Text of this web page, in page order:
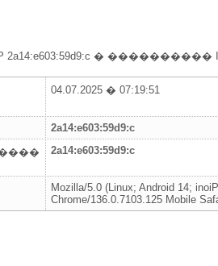
2a14:e603:59d9:c �
04.07.2025 � 07:19:51
2a14:e603:59d9:c
2a14:e603:59d9:c
Mozilla/5.0 (Linux; Android 14;
Chrome/136.0.7103.125 Mobile